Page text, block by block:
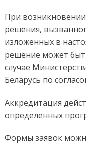
При
решения,
изложенных в
решение может
случае
Беларусь по
Аккредитация
определенных
Формы заявок